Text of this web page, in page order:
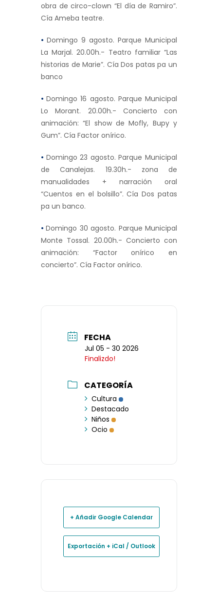
obra de circo-clown “El día de Ramiro”.
Cía Ameba teatre.
• Domingo 9 agosto. Parque Municipal
La Marjal. 20.00h.- Teatro familiar “Las
historias de Marie”. Cía Dos patas pa un
banco
•Domingo 16 agosto. Parque Municipal
Lo Morant. 20.00h.- Concierto con
animación: “El show de Mofly, Bupy y
Gum”. Cía Factor onírico.
• Domingo 23 agosto. Parque Municipal
de Canalejas. 19.30h.- zona de
manualidades + narración oral
“Cuentos en el bolsillo”. Cía Dos patas
pa un banco.
•Domingo 30 agosto. Parque Municipal
Monte Tossal. 20.00h.- Concierto con
animación: “Factor onírico en
concierto”. Cía Factor onírico.
FECHA
Jul 05 - 30 2026
Finalizdo!
CATEGORÍA
Cultura
Destacado
Niños
Ocio
+ Añadir Google Calendar
Exportación + iCal / Outlook